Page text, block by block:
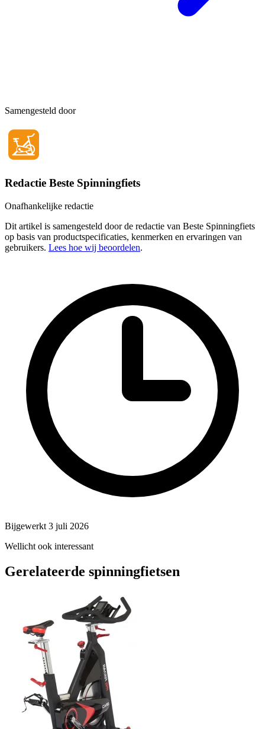
Samengesteld door
Redactie Beste Spinningfiets
Onafhankelijke redactie
Dit artikel is samengesteld door de redactie van Beste Spinningfiets
op basis van productspecificaties, kenmerken en ervaringen van
gebruikers. Lees hoe wij beoordelen.
Bijgewerkt 3 juli 2026
Wellicht ook interessant
Gerelateerde spinningfietsen